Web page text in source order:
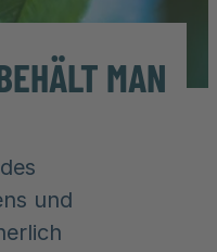
MAN
und